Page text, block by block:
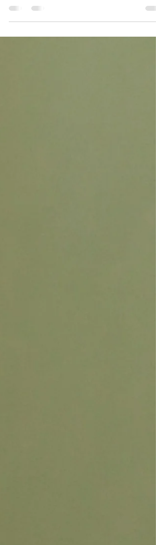
esta entrada para rendir homenaje a...